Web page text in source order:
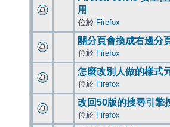
用
位於 Firefox
關分頁會換成右邊分
位於 Firefox
怎麼改別人做的樣式
位於 Firefox
改回50版的搜尋引擎
位於 Firefox